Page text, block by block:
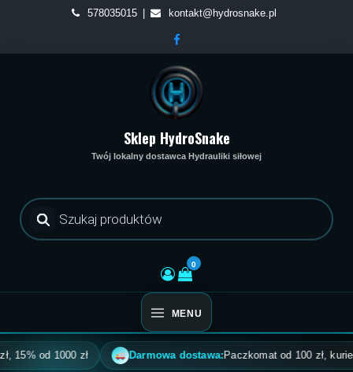
content
578035015 kontakt@hydrosnake.pl
Sklep HydroSnake
Twój lokalny dostawca Hydrauliki siłowej
Wyszukiwarka
produktów
0
MENU
od 1000 zł Darmowa dostawa:Paczkomat od 100 zł, kurier